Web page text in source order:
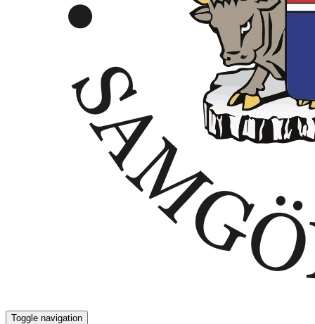
Toggle navigation